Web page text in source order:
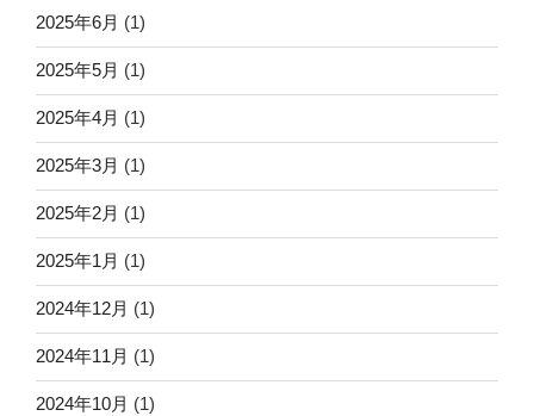
2025年6月 (1)
2025年5月 (1)
2025年4月 (1)
2025年3月 (1)
2025年2月 (1)
2025年1月 (1)
2024年12月 (1)
2024年11月 (1)
2024年10月 (1)